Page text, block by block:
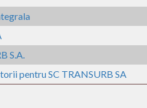
S.A.
pentru SC TRANSURB SA